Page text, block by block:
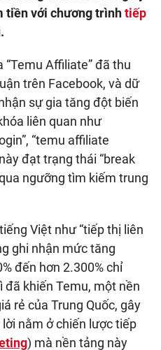
tiền với chương trìnhtiếp
Affiliate” đã thu
trên Facebook, và dữ
sự gia tăng đột biến
liên quan như
“temu affiliate
đạt trạng thái “break
ngưỡng tìm kiếm trung
Việt như “tiếp thị liên
ghi nhận mức tăng
đến hơn 2.300% chỉ
đã khiến Temu, một nền
rẻ của Trung Quốc, gây
nằm ở chiến lược tiếp
) mà nền tảng này